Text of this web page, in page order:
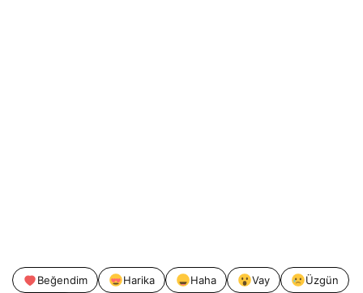
Beğendim Harika Haha Vay
Üzgün